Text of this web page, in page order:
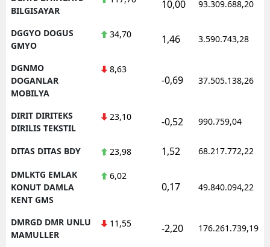
BILGISAYAR
10,00 93.309.688,20
DGGYO DOGUS
GMYO
34,70 1,46 3.590.743,28
DGNMO
DOGANLAR
MOBILYA
8,63
-0,69 37.505.138,26
DIRIT DIRITEKS
DIRILIS TEKSTIL
23,10 -0,52 990.759,04
DITAS DITAS BDY 23,98 1,52 68.217.772,22
DMLKTG EMLAK
KONUT DAMLA
KENT GMS
6,02
0,17 49.840.094,22
DMRGD DMR UNLU
MAMULLER
11,55 -2,20 176.261.739,19